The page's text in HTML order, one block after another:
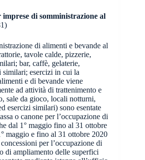
imprese di somministrazione al
di alimenti e bevande al
tavole calde, pizzerie,
bar, caffè, gelaterie,
similari; esercizi in cui la
e di bevande viene
ad attività di trattenimento e
sale da gioco, locali notturni,
esercizi similari) sono esentate
o canone per l’occupazione di
dal 1° maggio fino al 31 ottobre
maggio e fino al 31 ottobre 2020
per l’occupazione di
di ampliamento delle superfici